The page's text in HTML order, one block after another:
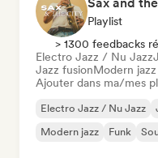
Playlist
> 1300 feedbacks
Electro Jazz / Nu Jazz
Jazz fusionModern jazz
Ajouter dans ma/mes
Electro Jazz / Nu Jazz
Modern jazz
Funk